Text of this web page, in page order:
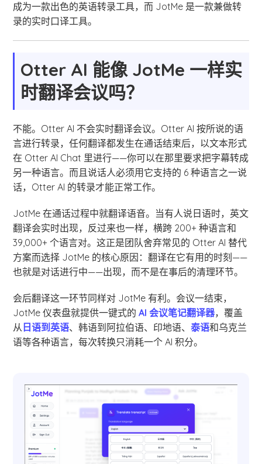
成为一款出色的英语转录工具，而 JotMe 是一款兼做转
录的实时口译工具。
Otter AI 能像 JotMe 一样实
时翻译会议吗？
不能。Otter AI 不会实时翻译会议。Otter AI 按所说的语
言进行转录，任何翻译都发生在通话结束后，以文本形式
在 Otter AI Chat 里进行——你可以在那里要求把字幕转成
另一种语言。而且说话人必须用它支持的 6 种语言之一说
话，Otter AI 的转录才能正常工作。
JotMe 在通话过程中就翻译语音。当有人说日语时，英文
翻译会实时出现，反过来也一样，横跨 200+ 种语言和
39,000+ 个语言对。这正是团队舍弃常见的 Otter AI 替代
方案而选择 JotMe 的核心原因：翻译在它有用的时刻——
也就是对话进行中——出现，而不是在事后的清理环节。
会后翻译这一环节同样对 JotMe 有利。会议一结束，
JotMe 仪表盘就提供一键式的AI 会议笔记翻译器，覆盖
从 日语到英语、韩语到阿拉伯语、印地语、泰语和乌克兰
语等各种语言，每次转换只消耗一个 AI 积分。